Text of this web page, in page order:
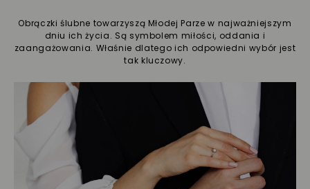
Obrączki ślubne towarzyszą Młodej Parze w najważniejszym
dniu ich życia. Są symbolem miłości, oddania i
zaangażowania. Właśnie dlatego ich odpowiedni wybór jest
tak kluczowy.